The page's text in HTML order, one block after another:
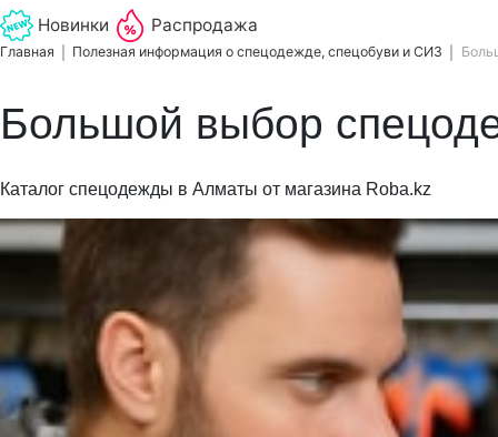
Новинки Распродажа
Главная Полезная информация о спецодежде, спецобуви и СИЗ
Большой выбор
Каталог спецодежды в Алматы от магазина Roba.kz